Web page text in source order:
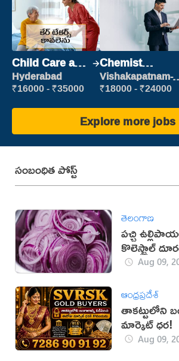
Child Care and
Patient care
Hyderabad
₹16000 - ₹35000
Chemist
Production
Executive
Vishakapatnam-
new
₹18000 - ₹24000
Explore more jobs
సంబంధిత పోస్ట్
తెలంగాణ
పచ్చి
కొలెస్ట్రాల్
Aug 09,
ఆంధ్రప్రదేశ్
తాకట్టులోని
మార్కెట్ ధర!
Aug 09,